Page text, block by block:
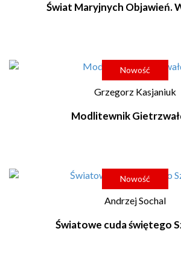
Świat Maryjnych Objawień.
Nowość
Grzegorz Kasjaniuk
Modlitewnik
Nowość
Andrzej Sochal
Światowe cuda świętego